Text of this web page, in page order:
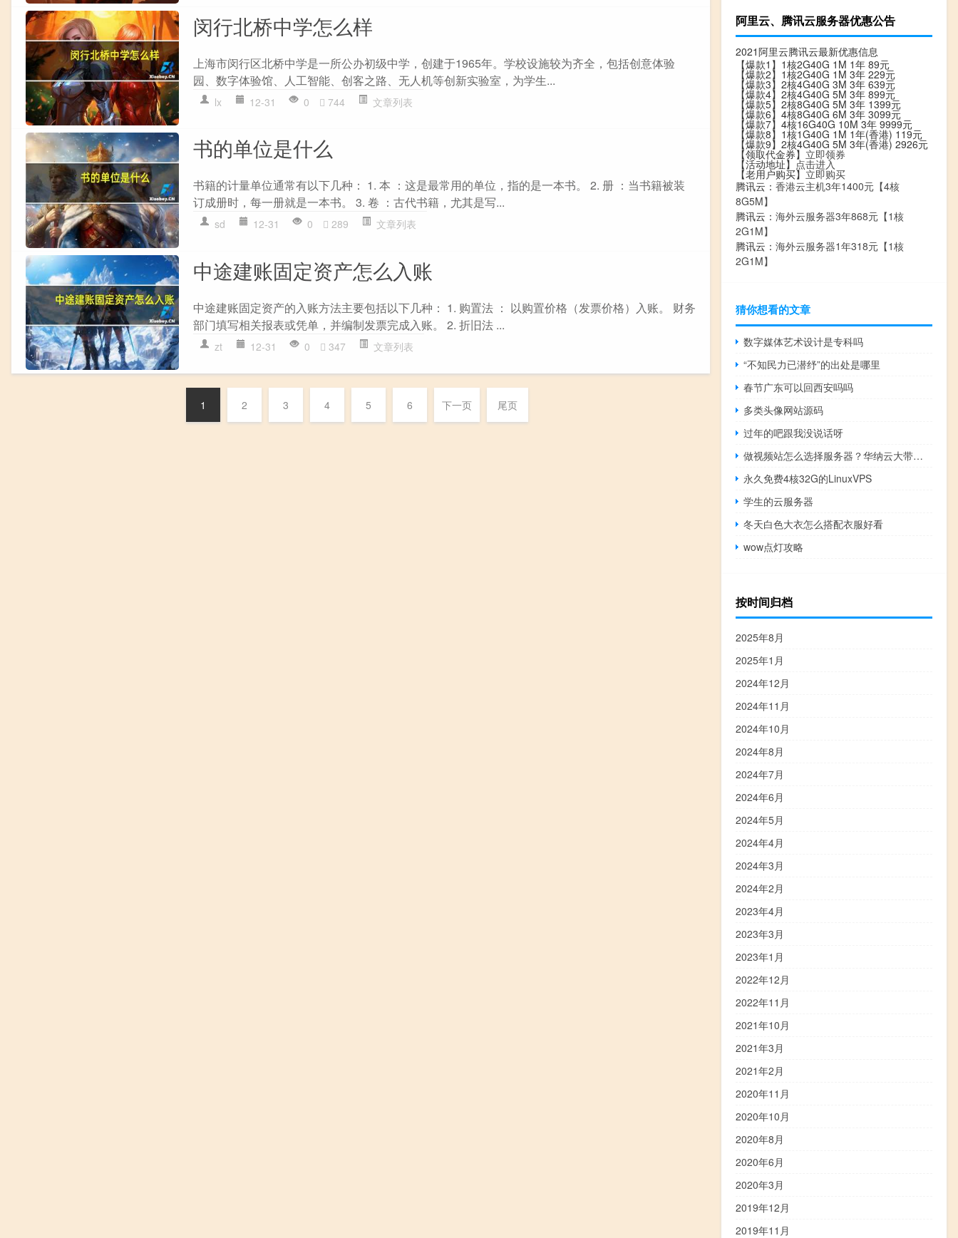
闵行北桥中学怎么样
上海市闵行区北桥中学是一所公办初级中学，创建于1965年。学校设施较为齐全，包括创意体验
园、数字体验馆、人工智能、创客之路、无人机等创新实验室，为学生...
lx 12-31 0 744 文章列表
书的单位是什么
书籍的计量单位通常有以下几种： 1. 本 ：这是最常用的单位，指的是一本书。 2. 册 ：当书籍被装
订成册时，每一册就是一本书。 3. 卷 ：古代书籍，尤其是写...
sd 12-31 0 289 文章列表
中途建账固定资产怎么入账
中途建账固定资产的入账方法主要包括以下几种： 1. 购置法 ： 以购置价格（发票价格）入账。 财务
部门填写相关报表或凭单，并编制发票完成入账。 2. 折旧法 ...
zt 12-31 0 347 文章列表
1 2 3 4 5 6 下一页 尾页
阿里云、腾讯云服务器优惠公告
2021阿里云腾讯云最新优惠信息
【爆款1】1核2G40G 1M 1年 89元
【爆款2】1核2G40G 1M 3年 229元
【爆款3】2核4G40G 3M 3年 639元
【爆款4】2核4G40G 5M 3年 899元
【爆款5】2核8G40G 5M 3年 1399元
【爆款6】4核8G40G 6M 3年 3099元
【爆款7】4核16G40G 10M 3年 9999元
【爆款8】1核1G40G 1M 1年(香港) 119元
【爆款9】2核4G40G 5M 3年(香港) 2926元
【领取代金券】 立即领券
【活动地址】 点击进入
【老用户购买】立即购买
腾讯云： 香港云主机3年1400元【4核
8G5M】
腾讯云： 海外云服务器3年868元【1核
2G1M】
腾讯云： 海外云服务器1年318元【1核
2G1M】
猜你想看的文章
数字媒体艺术设计是专科吗
“不知民力已潜纾”的出处是哪里
春节广东可以回西安吗吗
多类头像网站源码
过年的吧跟我没说话呀
做视频站怎么选择服务器？华纳云大带宽视频服务器推荐
永久免费4核32G的LinuxVPS
学生的云服务器
冬天白色大衣怎么搭配衣服好看
wow点灯攻略
按时间归档
2025年8月
2025年1月
2024年12月
2024年11月
2024年10月
2024年8月
2024年7月
2024年6月
2024年5月
2024年4月
2024年3月
2024年2月
2023年4月
2023年3月
2023年1月
2022年12月
2022年11月
2021年10月
2021年3月
2021年2月
2020年11月
2020年10月
2020年8月
2020年6月
2020年3月
2019年12月
2019年11月